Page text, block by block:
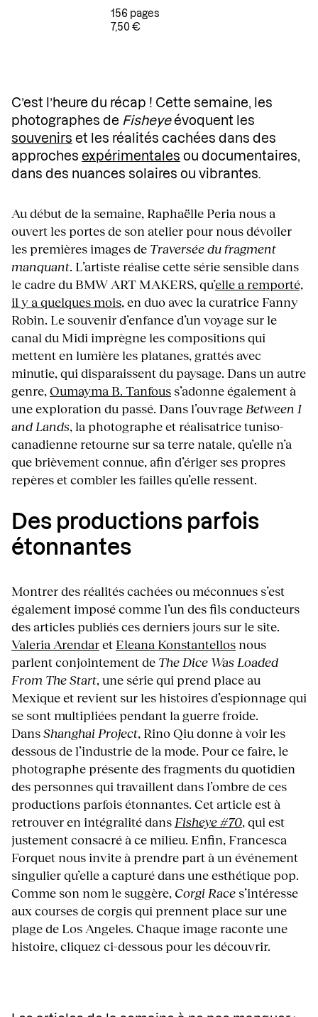
156 pages
7,50 €
C’est l’heure du récap ! Cette semaine, les
photographes de Fisheyeévoquent les
souvenirs et les réalités cachées dans des
approches expérimentales ou documentaires,
dans des nuances solaires ou vibrantes.
Au début de la semaine, Raphaëlle Peria nous a
ouvert les portes de son atelier pour nous dévoiler
les premières images de Traversée du fragment
manquant. L’artiste réalise cette série sensible dans
le cadre du BMW ART MAKERS, qu’elle a remporté,
il y a quelques mois, en duo avec la curatrice Fanny
Robin. Le souvenir d’enfance d’un voyage sur le
canal du Midi imprègne les compositions qui
mettent en lumière les platanes, grattés avec
minutie, qui disparaissent du paysage. Dans un autre
genre,Oumayma B. Tanfous s’adonne également à
une exploration du passé. Dans l’ouvrage Between I
and Lands, la photographe et réalisatrice tuniso-
canadienne retourne sur sa terre natale, qu’elle n’a
que brièvement connue, afin d’ériger ses propres
repères et combler les failles qu’elle ressent.
Des productions parfois
étonnantes
Montrer des réalités cachées ou méconnues s’est
également imposé comme l’un des fils conducteurs
des articles publiés ces derniers jours sur le site.
Valeria Arendaret Eleana Konstantellosnous
parlent conjointement de The Dice Was Loaded
From The Start, une série qui prend place au
Mexique et revient sur les histoires d’espionnage qui
se sont multipliées pendant la guerre froide.
DansShanghai Project, Rino Qiu donne à voir les
dessous de l’industrie de la mode. Pour ce faire, le
photographe présente des fragments du quotidien
des personnes qui travaillent dans l’ombre de ces
productions parfois étonnantes. Cet article est à
retrouver en intégralité dans Fisheye #70, qui est
justement consacré à ce milieu. Enfin, Francesca
Forquet nous invite à prendre part à un événement
singulier qu’elle a capturé dans une esthétique pop.
Comme son nom le suggère, Corgi Race s’intéresse
aux courses de corgis qui prennent place sur une
plage de Los Angeles. Chaque image raconte une
histoire, cliquez ci-dessous pour les découvrir.